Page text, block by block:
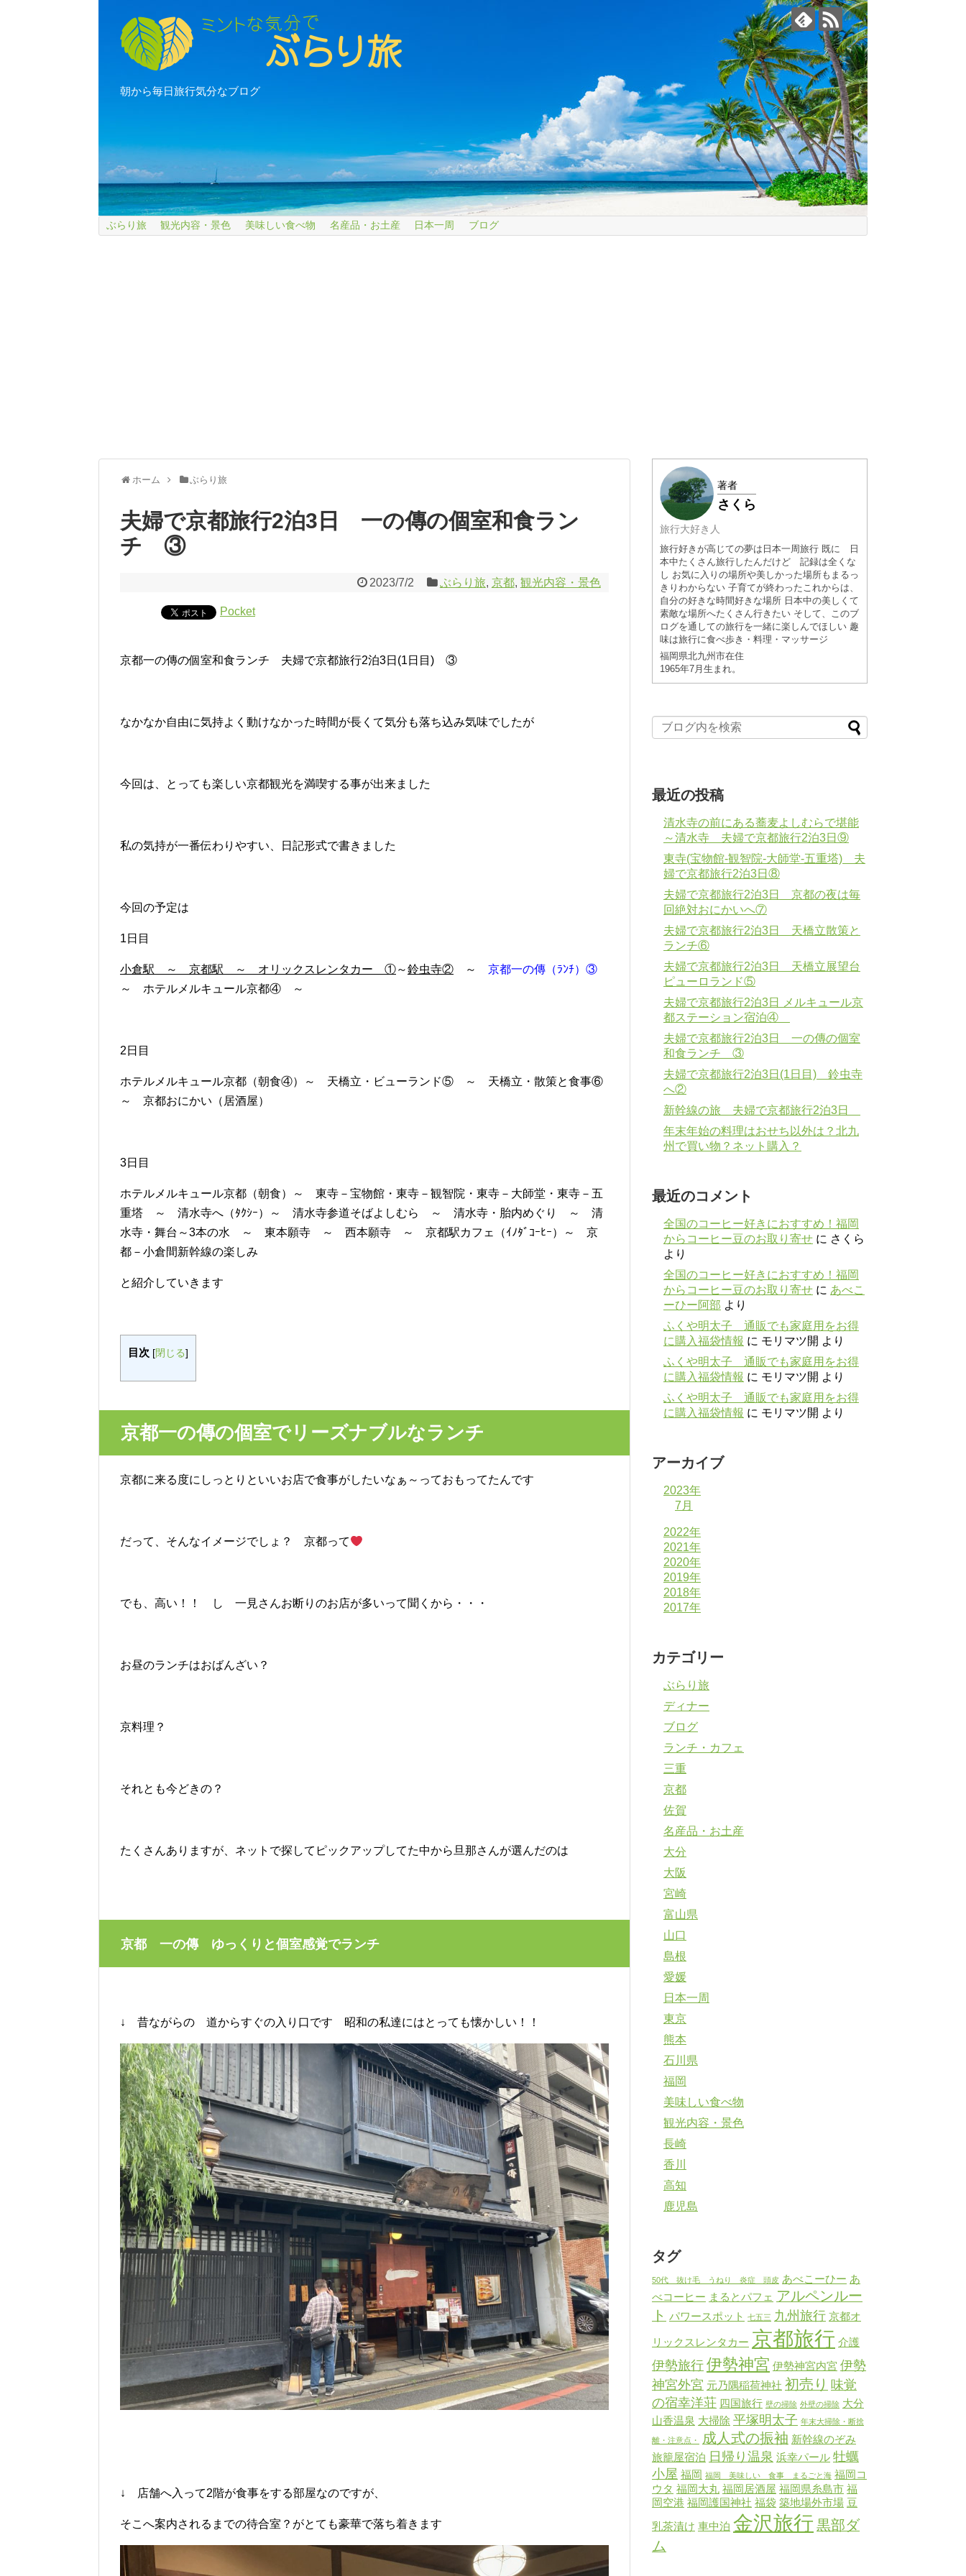
朝から毎日旅行気分なブログ
ぶらり旅 観光内容・景色 美味しい食べ物 名産品・お土産 日本一周 ブログ
ホーム ぶらり旅
夫婦で京都旅行2泊3日 一の傳の個室和食ラン
チ ③
2023/7/2 ぶらり旅, 京都, 観光内容・景色
Pocket
京都一の傳の個室和食ランチ 夫婦で京都旅行2泊3日(1日目) ③
なかなか自由に気持よく動けなかった時間が長くて気分も落ち込み気味でしたが
今回は、とっても楽しい京都観光を満喫する事が出来ました
私の気持が一番伝わりやすい、日記形式で書きました
今回の予定は
1日目
小倉駅 ～ 京都駅 ～ オリックスレンタカー ①～鈴虫寺② ～ 京都一の傳（ﾗﾝﾁ）③
～ ホテルメルキュール京都④ ～
2日目
ホテルメルキュール京都（朝食④）～ 天橋立・ビューランド⑤ ～ 天橋立・散策と食事⑥
～ 京都おにかい（居酒屋）
3日目
ホテルメルキュール京都（朝食）～ 東寺－宝物館・東寺－観智院・東寺－大師堂・東寺－五
重塔 ～ 清水寺へ（ﾀｸｼｰ）～ 清水寺参道そばよしむら ～ 清水寺・胎内めぐり ～ 清
水寺・舞台～3本の水 ～ 東本願寺 ～ 西本願寺 ～ 京都駅カフェ（ｲﾉﾀﾞｺｰﾋｰ）～ 京
都－小倉間新幹線の楽しみ
と紹介していきます
目次 [閉じる]
京都一の傳の個室でリーズナブルなランチ
京都に来る度にしっとりといいお店で食事がしたいなぁ～っておもってたんです
だって、そんなイメージでしょ？ 京都って
でも、高い！！ し 一見さんお断りのお店が多いって聞くから・・・
お昼のランチはおばんざい？
京料理？
それとも今どきの？
たくさんありますが、ネットで探してピックアップしてた中から旦那さんが選んだのは
京都 一の傳 ゆっくりと個室感覚でランチ
↓ 昔ながらの 道からすぐの入り口です 昭和の私達にはとっても懐かしい！！
↓ 店舗へ入って2階が食事をする部屋なのですが、
そこへ案内されるまでの待合室？がとても豪華で落ち着きます
著者
さくら
旅行大好き人
旅行好きが高じての夢は日本一周旅行 既に 日
本中たくさん旅行したんだけど 記録は全くな
し お気に入りの場所や美しかった場所もまるっ
きりわからない 子育てが終わったこれからは、
自分の好きな時間好きな場所 日本中の美しくて
素敵な場所へたくさん行きたい そして、このブ
ログを通しての旅行を一緒に楽しんでほしい 趣
味は旅行に食べ歩き・料理・マッサージ
福岡県北九州市在住
1965年7月 生まれ。
最近の投稿
清水寺の前にある蕎麦よしむらで堪能
～清水寺 夫婦で京都旅行2泊3日⑨
東寺(宝物館-観智院-大師堂-五重塔) 夫
婦で京都旅行2泊3日⑧
夫婦で京都旅行2泊3日 京都の夜は毎
回絶対おにかいへ⑦
夫婦で京都旅行2泊3日 天橋立散策と
ランチ⑥
夫婦で京都旅行2泊3日 天橋立展望台
ピューロランド⑤
夫婦で京都旅行2泊3日 メルキュール京
都ステーション宿泊④
夫婦で京都旅行2泊3日 一の傳の個室
和食ランチ ③
夫婦で京都旅行2泊3日(1日目) 鈴虫寺
へ②
新幹線の旅 夫婦で京都旅行2泊3日
年末年始の料理はおせち以外は？北九
州で買い物？ネット購入？
最近のコメント
全国のコーヒー好きにおすすめ！福岡
からコーヒー豆のお取り寄せ に さくら
より
全国のコーヒー好きにおすすめ！福岡
からコーヒー豆のお取り寄せ に あべこ
ーひー阿部 より
ふくや明太子 通販でも家庭用をお得
に購入福袋情報 に モリマツ開 より
ふくや明太子 通販でも家庭用をお得
に購入福袋情報 に モリマツ開 より
ふくや明太子 通販でも家庭用をお得
に購入福袋情報 に モリマツ開 より
アーカイブ
2023年
7月
2022年
2021年
2020年
2019年
2018年
2017年
カテゴリー
ぶらり旅
ディナー
ブログ
ランチ・カフェ
三重
京都
佐賀
名産品・お土産
大分
大阪
宮崎
富山県
山口
島根
愛媛
日本一周
東京
熊本
石川県
福岡
美味しい食べ物
観光内容・景色
長崎
香川
高知
鹿児島
タグ
50代 抜け毛 うねり 炎症 頭皮 あべこーひー あ
べコーヒー まるとパフェ アルペンルー
ト パワースポット 七五三 九州旅行 京都オ
リックスレンタカー 京都旅行 介護
伊勢旅行 伊勢神宮 伊勢神宮内宮 伊勢
神宮外宮 元乃隅稲荷神社 初売り 味覚
の宿幸洋荘 四国旅行 壁の掃除 外壁の掃除 大分
山香温泉 大掃除 平塚明太子 年末大掃除・断捨
離・注意点・ 成人式の振袖 新幹線のぞみ
旅籠屋宿泊 日帰り温泉 浜幸パール 牡蠣
小屋 福岡 福岡 美味しい 食事 まるごと海 福岡コ
ウタ 福岡大丸 福岡居酒屋 福岡県糸島市 福
岡空港 福岡護国神社 福袋 築地場外市場 豆
乳茶漬け 車中泊 金沢旅行 黒部ダ
ム